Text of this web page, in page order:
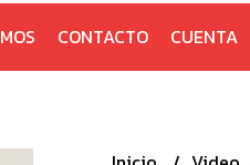
CONTACTO CUENTA